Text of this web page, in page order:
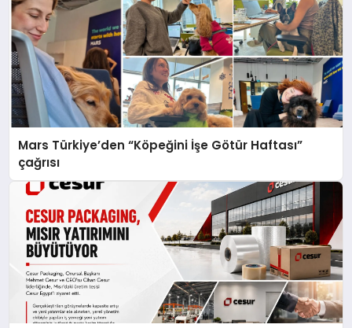
Mars Türkiye’den “Köpeğini İşe Götür Haftası”
çağrısı